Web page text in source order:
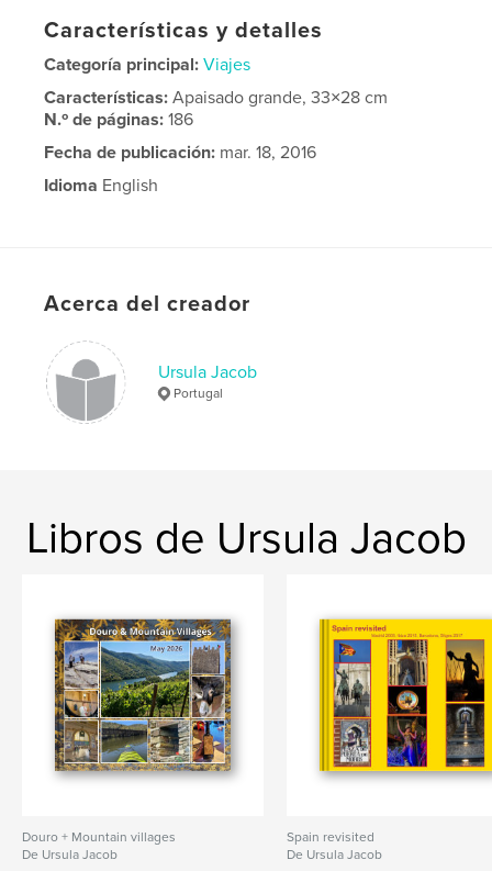
Características y detalles
Categoría principal: Viajes
Características:Apaisado grande, 33×28 cm
N.º de páginas:186
Fecha de publicación: mar. 18, 2016
Idioma English
Acerca del creador
Ursula Jacob
Portugal
Libros de Ursula Jacob
Douro + Mountain villages
De Ursula Jacob
Spain revisited
De Ursula Jacob